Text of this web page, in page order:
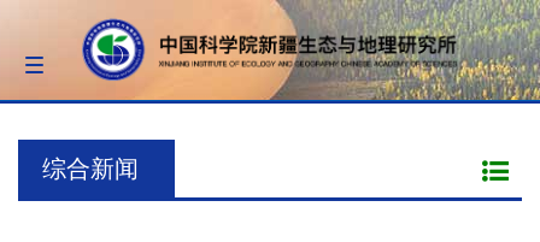
Toggle
navigation
综合新闻